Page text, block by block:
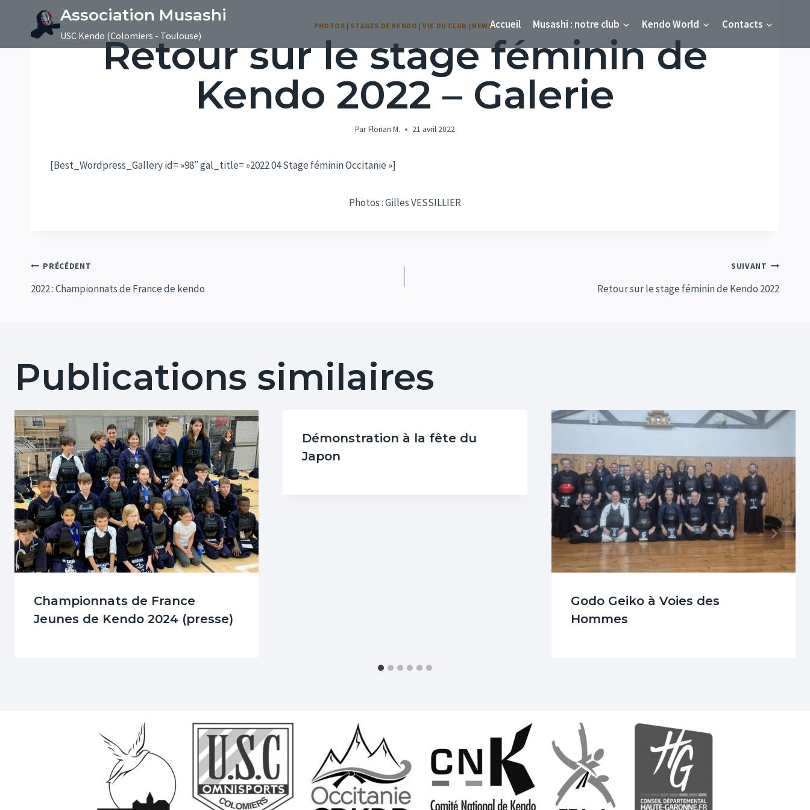
Association Musashi
USC Kendo (Colomiers - Toulouse)
Accueil Musashi : notre club Kendo World Contacts
PHOTOS | STAGES DE KENDO |VIE DU CLUB (NEWS)
Retour sur le stage féminin de
Kendo 2022 – Galerie
Par Florian M. 21 avril 2022
[Best_Wordpress_Gallery id= »98″ gal_title= »2022 04 Stage féminin Occitanie »]
Photos : Gilles VESSILLIER
Navigation
PRÉCÉDENT
2022 : Championnats de France de kendo
SUIVANT
Retour sur le stage féminin de Kendo 2022
Publications similaires
Championnats de France
Jeunes de Kendo 2024 (presse)
Démonstration à la fête du
Japon
Godo Geiko à Voies des
Hommes